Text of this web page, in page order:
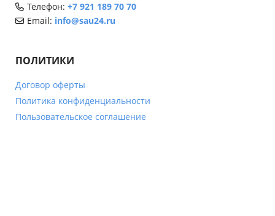
Телефон: +7 921 189 70 70
Email: info@sau24.ru
ПОЛИТИКИ
Договор оферты
Политика конфиденциальности
Пользовательское соглашение